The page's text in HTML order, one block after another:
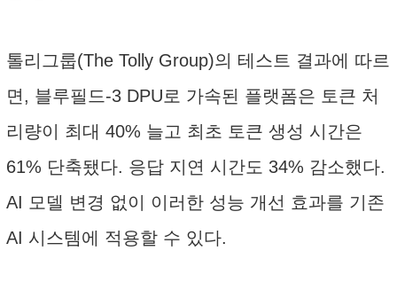
톨리그룹(The Tolly Group)의 테스트 결과에 따르
면, 블루필드-3 DPU로 가속된 플랫폼은 토큰 처
리량이 최대 40% 늘고 최초 토큰 생성 시간은
61% 단축됐다. 응답 지연 시간도 34% 감소했다.
AI 모델 변경 없이 이러한 성능 개선 효과를 기존
AI 시스템에 적용할 수 있다.